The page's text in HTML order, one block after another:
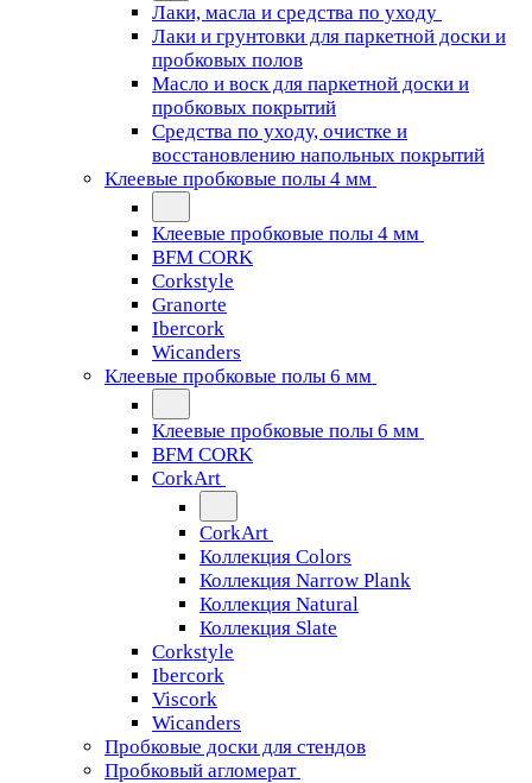
Лаки, масла и средства по уходу
Лаки и грунтовки для паркетной доски и
пробковых полов
Масло и воск для паркетной доски и
пробковых покрытий
Средства по уходу, очистке и
восстановлению напольных покрытий
Клеевые пробковые полы 4 мм
Клеевые пробковые полы 4 мм
BFM CORK
Corkstyle
Granorte
Ibercork
Wicanders
Клеевые пробковые полы 6 мм
Клеевые пробковые полы 6 мм
BFM CORK
CorkArt
CorkArt
Коллекция Colors
Коллекция Narrow Plank
Коллекция Natural
Коллекция Slate
Corkstyle
Ibercork
Viscork
Wicanders
Пробковые доски для стендов
Пробковый агломерат